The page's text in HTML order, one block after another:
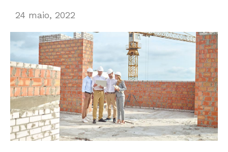
24 maio, 2022